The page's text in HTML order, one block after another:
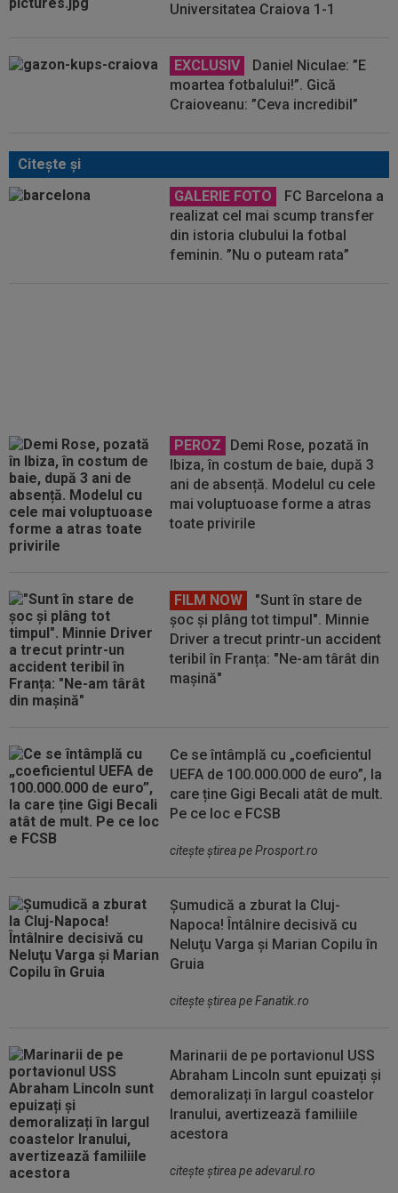
Universitatea Craiova 1-1
EXCLUSIV
Daniel Niculae: ”E
moartea fotbalului!”. Gică
Craioveanu: ”Ceva incredibil”
Citeşte şi
GALERIE FOTO
FC Barcelona a
realizat cel mai scump transfer
din istoria clubului la fotbal
feminin. ”Nu o puteam rata”
PEROZ
Demi Rose, pozată în
Ibiza, în costum de baie, după 3
ani de absență. Modelul cu cele
mai voluptuoase forme a atras
toate privirile
FILM NOW
"Sunt în stare de
șoc și plâng tot timpul". Minnie
Driver a trecut printr-un accident
teribil în Franța: "Ne-am târât din
mașină"
Ce se întâmplă cu „coeficientul
UEFA de 100.000.000 de euro”, la
care ține Gigi Becali atât de mult.
Pe ce loc e FCSB
citeşte ştirea pe Prosport.ro
Șumudică a zburat la Cluj-
Napoca! Întâlnire decisivă cu
Neluţu Varga şi Marian Copilu în
Gruia
citeşte ştirea pe Fanatik.ro
Marinarii de pe portavionul USS
Abraham Lincoln sunt epuizați și
demoralizați în largul coastelor
Iranului, avertizează familiile
acestora
citeşte ştirea pe adevarul.ro